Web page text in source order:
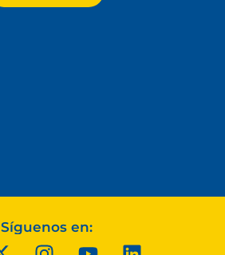
Síguenos en: